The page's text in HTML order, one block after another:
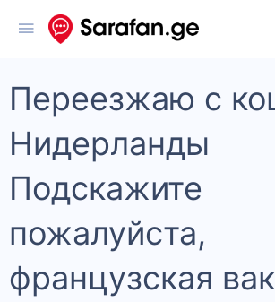
Переезжаю с
Нидерланды
Подскажите
пожалуйста,
французская